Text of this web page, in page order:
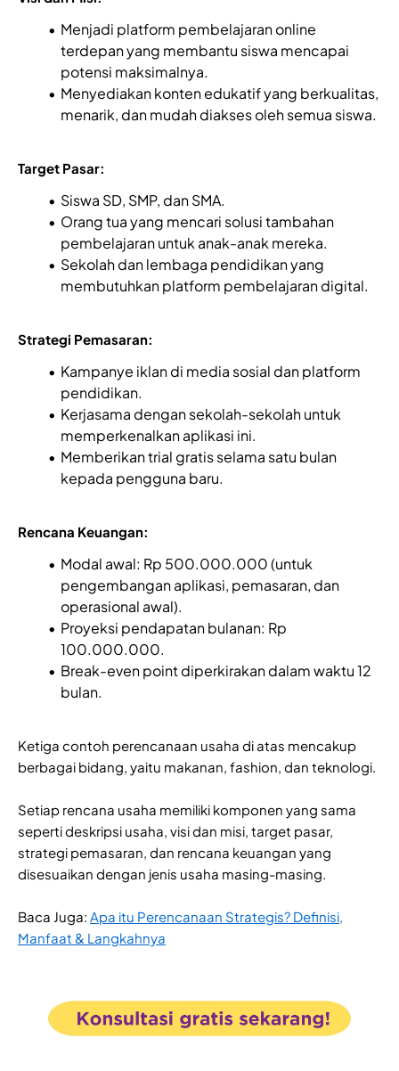
Menjadi platform pembelajaran online
terdepan yang membantu siswa mencapai
potensi maksimalnya.
Menyediakan konten edukatif yang berkualitas,
menarik, dan mudah diakses oleh semua siswa.
Target Pasar:
Siswa SD, SMP, dan SMA.
Orang tua yang mencari solusi tambahan
pembelajaran untuk anak-anak mereka.
Sekolah dan lembaga pendidikan yang
membutuhkan platform pembelajaran digital.
Strategi Pemasaran:
Kampanye iklan di media sosial dan platform
pendidikan.
Kerjasama dengan sekolah-sekolah untuk
memperkenalkan aplikasi ini.
Memberikan trial gratis selama satu bulan
kepada pengguna baru.
Rencana Keuangan:
Modal awal: Rp 500.000.000 (untuk
pengembangan aplikasi, pemasaran, dan
operasional awal).
Proyeksi pendapatan bulanan: Rp
100.000.000.
Break-even point diperkirakan dalam waktu 12
bulan.
Ketiga contoh perencanaan usaha di atas mencakup
berbagai bidang, yaitu makanan, fashion, dan teknologi.
Setiap rencana usaha memiliki komponen yang sama
seperti deskripsi usaha, visi dan misi, target pasar,
strategi pemasaran, dan rencana keuangan yang
disesuaikan dengan jenis usaha masing-masing.
Baca Juga: Apa itu Perencanaan Strategis? Definisi,
Manfaat & Langkahnya